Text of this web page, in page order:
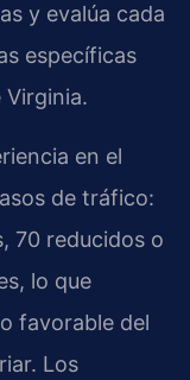
y evalúa cada
específicas
Virginia.
en el
de tráfico:
70 reducidos o
lo que
favorable del
Los